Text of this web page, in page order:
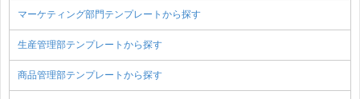
マーケティング部門テンプレートから探す
生産管理部テンプレートから探す
商品管理部テンプレートから探す